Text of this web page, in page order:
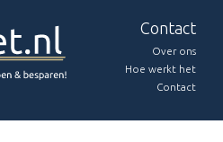
Contact
Over ons
Hoe werkt het
Contact